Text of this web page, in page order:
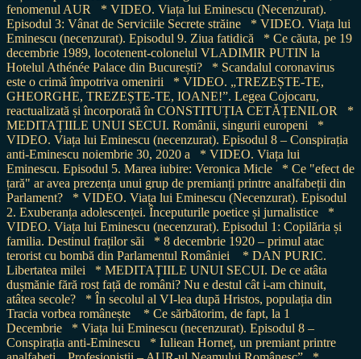
fenomenul AUR
* VIDEO. Viața lui Eminescu (Necenzurat).
Episodul 3: Vânat de Serviciile Secrete străine
* VIDEO. Viața lui
Eminescu (necenzurat). Episodul 9. Ziua fatidică
* Ce căuta, pe 19
decembrie 1989, locotenent-colonelul VLADIMIR PUTIN la
Hotelul Athénée Palace din București?
* Scandalul coronavirus
este o crimă împotriva omenirii
* VIDEO. „TREZEȘTE-TE,
GHEORGHE, TREZEȘTE-TE, IOANE!”. Legea Cojocaru,
reactualizată și încorporată în CONSTITUȚIA CETĂȚENILOR
*
MEDITAȚIILE UNUI SECUI. Românii, singurii europeni
*
VIDEO. Viața lui Eminescu (necenzurat). Episodul 8 – Conspirația
anti-Eminescu noiembrie 30, 2020 a
* VIDEO. Viața lui
Eminescu. Episodul 5. Marea iubire: Veronica Micle
* Ce "efect de
țară" ar avea prezența unui grup de premianți printre analfabeții din
Parlament?
* VIDEO. Viața lui Eminescu (Necenzurat). Episodul
2. Exuberanța adolescenței. Începuturile poetice și jurnalistice
*
VIDEO. Viața lui Eminescu (necenzurat). Episodul 1: Copilăria și
familia. Destinul fraților săi
* 8 decembrie 1920 – primul atac
terorist cu bombă din Parlamentul României
* DAN PURIC.
Libertatea milei
* MEDITAȚIILE UNUI SECUI. De ce atâta
dușmănie fără rost față de români? Nu e destul cât i-am chinuit,
atâtea secole?
* În secolul al VI-lea după Hristos, populația din
Tracia vorbea românește
* Ce sărbătorim, de fapt, la 1
Decembrie
* Viața lui Eminescu (necenzurat). Episodul 8 –
Conspirația anti-Eminescu
* Iuliean Horneț, un premiant printre